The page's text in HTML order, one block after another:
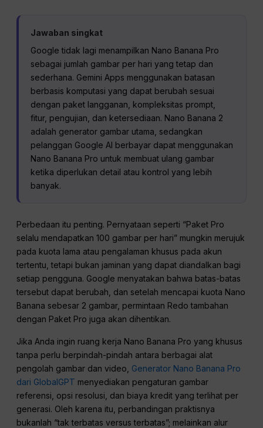
Jawaban singkat
Google tidak lagi menampilkan Nano Banana Pro
sebagai jumlah gambar per hari yang tetap dan
sederhana. Gemini Apps menggunakan batasan
berbasis komputasi yang dapat berubah sesuai
dengan paket langganan, kompleksitas prompt,
fitur, pengujian, dan ketersediaan. Nano Banana 2
adalah generator gambar utama, sedangkan
pelanggan Google AI berbayar dapat menggunakan
Nano Banana Pro untuk membuat ulang gambar
ketika diperlukan detail atau kontrol yang lebih
banyak.
Perbedaan itu penting. Pernyataan seperti “Paket Pro
selalu mendapatkan 100 gambar per hari” mungkin merujuk
pada kuota lama atau pengalaman khusus pada akun
tertentu, tetapi bukan jaminan yang dapat diandalkan bagi
setiap pengguna. Google menyatakan bahwa batas-batas
tersebut dapat berubah, dan setelah mencapai kuota Nano
Banana sebesar 2 gambar, permintaan Redo tambahan
dengan Paket Pro juga akan dihentikan.
Jika Anda ingin ruang kerja Nano Banana Pro yang khusus
tanpa perlu berpindah-pindah antara berbagai alat
pengolah gambar dan video, Generator Nano Banana Pro
dari GlobalGPT menyediakan pengaturan gambar
referensi, opsi resolusi, dan biaya kredit yang terlihat per
generasi. Oleh karena itu, perbandingan praktisnya
bukanlah “tak terbatas versus terbatas”; melainkan alur